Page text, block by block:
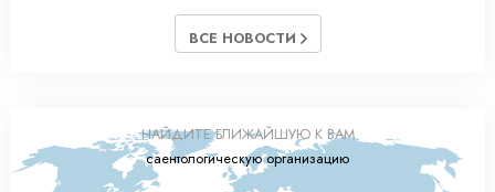
ВСЕ НОВОСТИ
НАЙДИТЕ БЛИЖАЙШУЮ К ВАМ
саентологическую организацию